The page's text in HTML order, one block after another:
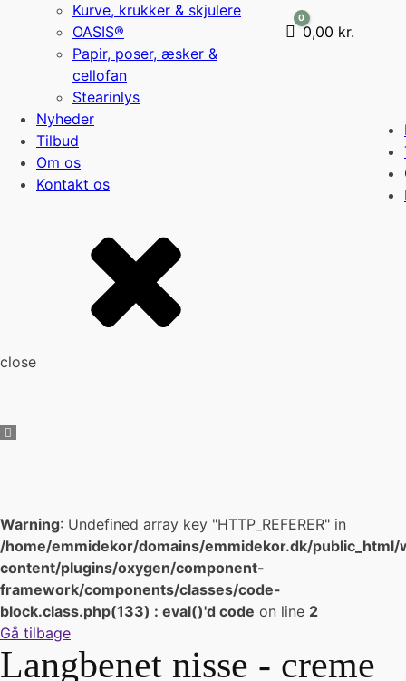
Kurve, krukker & skjulere
OASIS®
Papir, poser, æsker &
cellofan
Stearinlys
Nyheder
Tilbud
Om os
Kontakt os
close
Cart
0
0,00 kr.
Warning: Undefined array key "HTTP_REFERER" in
/home/emmidekor/domains/emmidekor.dk/public_html/
content/plugins/oxygen/component-
framework/components/classes/code-
block.class.php(133) : eval()'d code on line 2
Gå tilbage
Langbenet nisse - creme